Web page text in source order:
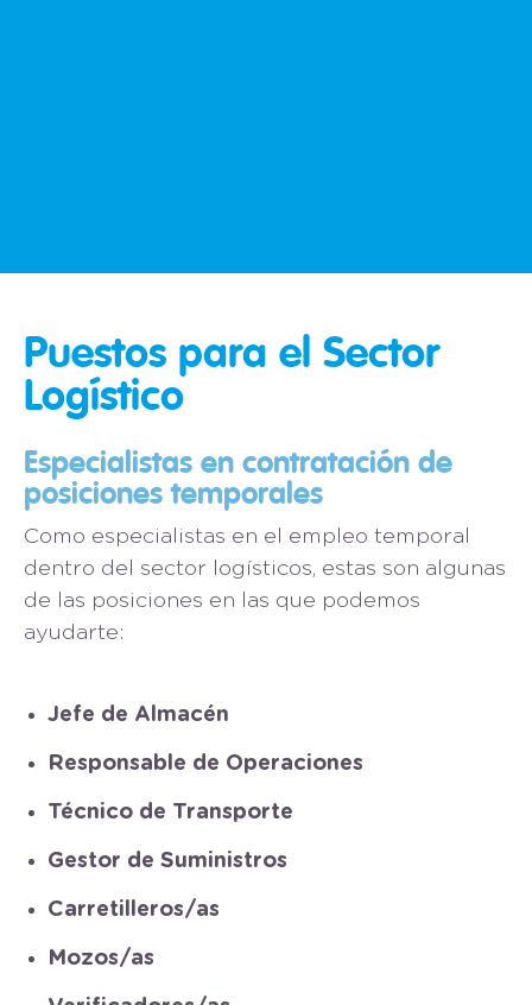
Puestos para el Sector
Logístico
Especialistas en contratación de
posiciones temporales
Como especialistas en el empleo temporal
dentro del sector logísticos, estas son algunas
de las posiciones en las que podemos
ayudarte:
Jefe de Almacén
Responsable de Operaciones
Técnico de Transporte
Gestor de Suministros
Carretilleros/as
Mozos/as